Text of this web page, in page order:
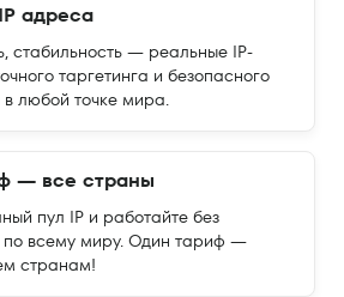
адреса
стабильность — реальные IP-
таргетинга и безопасного
любой точке мира.
— все страны
пул IP и работайте без
по всему миру. Один тариф —
странам!